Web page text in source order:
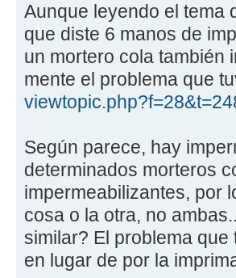
Aunque leyendo el tema
que diste 6 manos de
un mortero cola también
mente el problema que
Según parece, hay
determinados morteros
impermeabilizantes, por
cosa o la otra, no
similar? El problema
en lugar de por la